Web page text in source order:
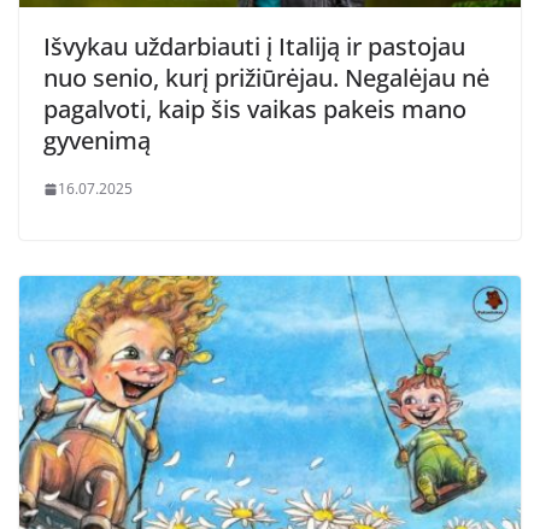
Išvykau uždarbiauti į Italiją ir pastojau
nuo senio, kurį prižiūrėjau. Negalėjau nė
pagalvoti, kaip šis vaikas pakeis mano
gyvenimą
16.07.2025